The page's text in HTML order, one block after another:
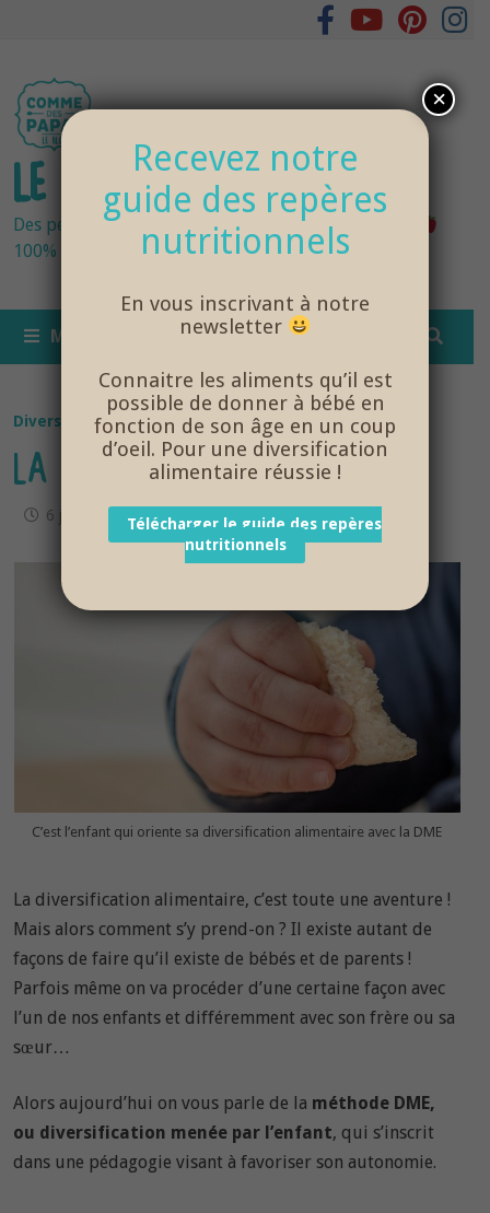
LE BLOG DES PAPAS
Des petits pots bébés fraîchement cuisinés
100% bio et de saison… et cela change tout !
MENU
Diversification Alimentaire/NutriSanté
LA MÉTHODE DE DME
6 juin 2019
C’est l’enfant qui oriente sa diversification alimentaire avec la DME
La diversification alimentaire, c’est toute une aventure !
Mais alors comment s’y prend-on ? Il existe autant de
façons de faire qu’il existe de bébés et de parents !
Parfois même on va procéder d’une certaine façon avec
l’un de nos enfants et différemment avec son frère ou sa
sœur…
Alors aujourd’hui on vous parle de la méthode DME,
ou diversification menée par l’enfant, qui s’inscrit
dans une pédagogie visant à favoriser son autonomie.
Recevez notre
guide des repères
nutritionnels
En vous inscrivant à notre
newsletter
Connaitre les aliments qu’il est
possible de donner à bébé en
fonction de son âge en un coup
d’oeil. Pour une diversification
alimentaire réussie !
Télécharger le guide des repères
nutritionnels
×